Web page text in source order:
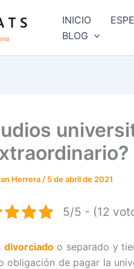
INICIO
BLOG
Herrera / 5 de abril de 2021
5/5 - (12
divorciadoo separado y
obligación de pagar la